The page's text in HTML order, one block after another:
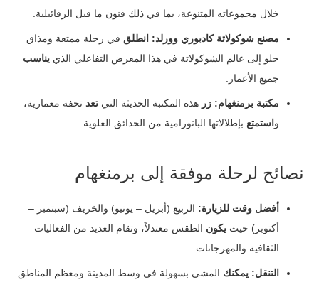
خلال مجموعاته المتنوعة، بما في ذلك فنون ما قبل الرفائيلية.
مصنع شوكولاتة كادبوري وورلد: انطلق في رحلة ممتعة ومذاق
حلو إلى عالم الشوكولاتة في هذا المعرض التفاعلي الذي يناسب
جميع الأعمار.
مكتبة برمنغهام: زر هذه المكتبة الحديثة التي تعد تحفة معمارية،
و استمتع بإطلالاتها البانورامية من الحدائق العلوية.
نصائح لرحلة موفقة إلى برمنغهام
أفضل وقت للزيارة: الربيع (أبريل – يونيو) والخريف (سبتمبر –
أكتوبر) حيث يكون الطقس معتدلاً، وتقام العديد من الفعاليات
الثقافية والمهرجانات.
التنقل: يمكنك المشي بسهولة في وسط المدينة ومعظم المناطق